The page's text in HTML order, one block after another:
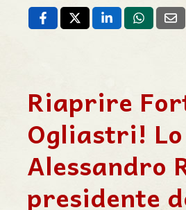
Riaprire
Ogliastri!
Alessandro
presidente